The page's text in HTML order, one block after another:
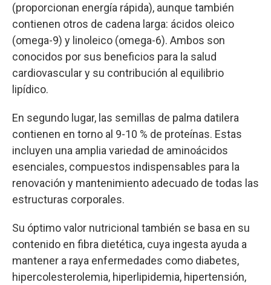
(proporcionan energía rápida), aunque también
contienen otros de cadena larga: ácidos oleico
(omega-9) y linoleico (omega-6). Ambos son
conocidos por sus beneficios para la salud
cardiovascular y su contribución al equilibrio
lipídico.
En segundo lugar, las semillas de palma datilera
contienen en torno al 9-10 % de proteínas. Estas
incluyen una amplia variedad de aminoácidos
esenciales, compuestos indispensables para la
renovación y mantenimiento adecuado de todas las
estructuras corporales.
Su óptimo valor nutricional también se basa en su
contenido en fibra dietética, cuya ingesta ayuda a
mantener a raya enfermedades como diabetes,
hipercolesterolemia, hiperlipidemia, hipertensión,